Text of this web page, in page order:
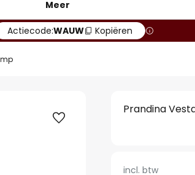
Meer
Actiecode:WAUW Kopiëren
Prandina
incl. btw